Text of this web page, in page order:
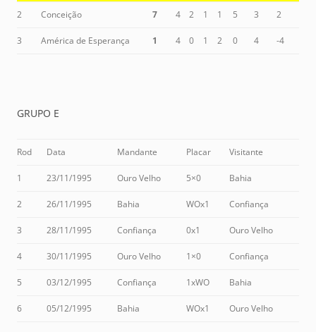
2 Conceição 7 4 2 1 1 5 3 2
3 América de Esperança 1 4 0 1 2 0 4 -4
GRUPO E
Rod Data Mandante Placar Visitante
1 23/11/1995 Ouro Velho 5×0 Bahia
2 26/11/1995 Bahia WOx1 Confiança
3 28/11/1995 Confiança 0x1 Ouro Velho
4 30/11/1995 Ouro Velho 1×0 Confiança
5 03/12/1995 Confiança 1xWO Bahia
6 05/12/1995 Bahia WOx1 Ouro Velho